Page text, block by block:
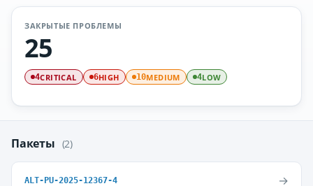
ЗАКРЫТЫЕ ПРОБЛЕМЫ
25
4CRITICAL 6HIGH 10MEDIUM 4LOW
Пакеты (2)
ALT-PU-2025-12367-4 →